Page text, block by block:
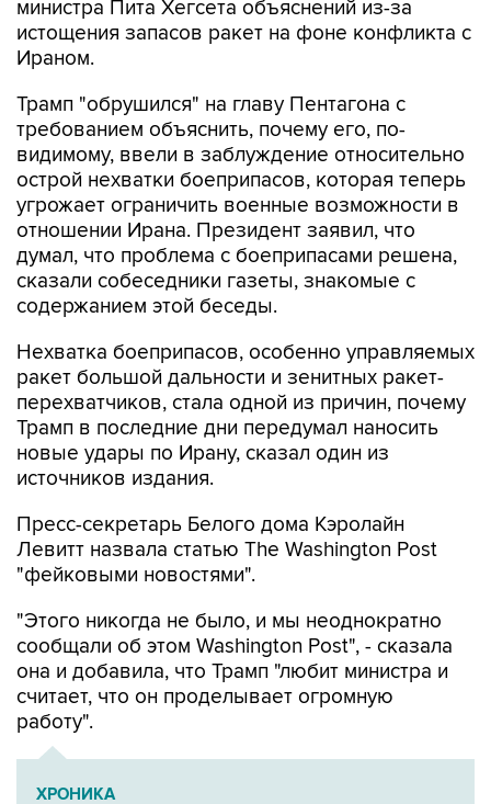
Ираном.
Трамп "обрушился" на главу Пентагона с
видимому, ввели в заблуждение относительно
острой нехватки боеприпасов, которая теперь
угрожает ограничить военные возможности в
отношении Ирана. Президент заявил, что
думал, что проблема с боеприпасами решена,
сказали собеседники газеты, знакомые с
содержанием этой беседы.
Нехватка боеприпасов, особенно управляемых
перехватчиков, стала одной из причин, почему
Трамп в последние дни передумал наносить
новые удары по Ирану, сказал один из
источников издания.
Пресс-секретарь Белого дома Кэролайн
"фейковыми новостями".
"Этого никогда не было, и мы неоднократно
она и добавила, что Трамп "любит министра и
считает, что он проделывает огромную
работу".
ХРОНИКА
Операция Израиля и США против Ирана